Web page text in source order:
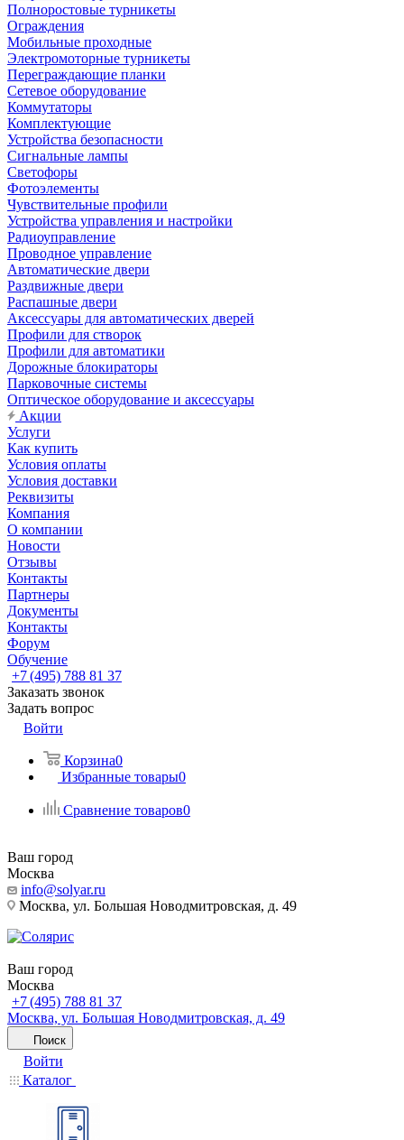
Полноростовые турникеты
Ограждения
Мобильные проходные
Электромоторные турникеты
Переграждающие планки
Сетевое оборудование
Коммутаторы
Комплектующие
Устройства безопасности
Сигнальные лампы
Светофоры
Фотоэлементы
Чувствительные профили
Устройства управления и настройки
Радиоуправление
Проводное управление
Автоматические двери
Раздвижные двери
Распашные двери
Аксессуары для автоматических дверей
Профили для створок
Профили для автоматики
Дорожные блокираторы
Парковочные системы
Оптическое оборудование и аксессуары
Акции
Услуги
Как купить
Условия оплаты
Условия доставки
Реквизиты
Компания
О компании
Новости
Отзывы
Контакты
Партнеры
Документы
Контакты
Форум
Обучение
+7 (495) 788 81 37
Заказать звонок
Задать вопрос
Войти
Корзина0
Избранные товары0
Сравнение товаров0
Ваш город
Москва
info@solyar.ru
Москва, ул. Большая Новодмитровская, д. 49
Ваш город
Москва
+7 (495) 788 81 37
Москва, ул. Большая Новодмитровская, д. 49
Поиск
Войти
Каталог